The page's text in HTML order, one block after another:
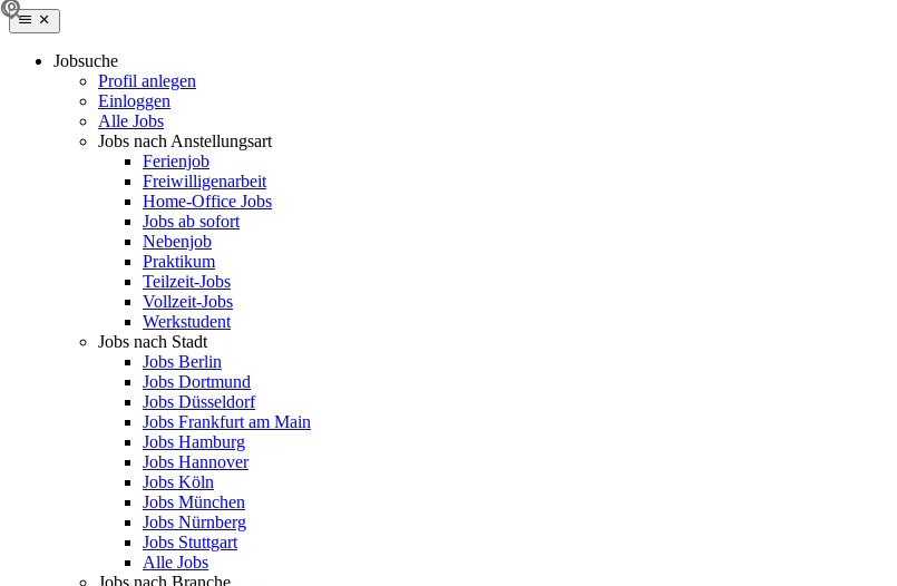
Jobsuche
Profil anlegen
Einloggen
Alle Jobs
Jobs nach Anstellungsart
Ferienjob
Freiwilligenarbeit
Home-Office Jobs
Jobs ab sofort
Nebenjob
Praktikum
Teilzeit-Jobs
Vollzeit-Jobs
Werkstudent
Jobs nach Stadt
Jobs Berlin
Jobs Dortmund
Jobs Düsseldorf
Jobs Frankfurt am Main
Jobs Hamburg
Jobs Hannover
Jobs Köln
Jobs München
Jobs Nürnberg
Jobs Stuttgart
Alle Jobs
Jobs nach Branche